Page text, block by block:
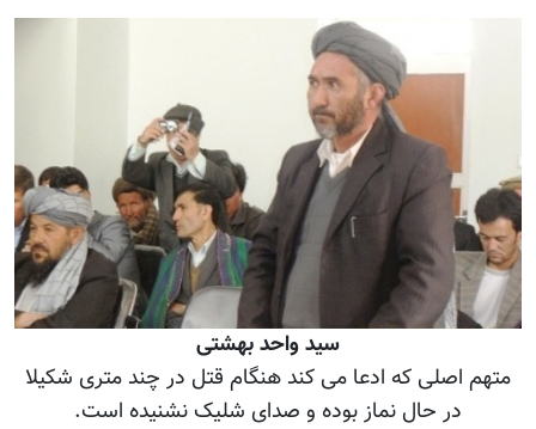
سید واحد بهشتی
متهم اصلی که ادعا می کند هنگام قتل در چند متری شکیلا
در حال نماز بوده و صدای شلیک نشنیده است.